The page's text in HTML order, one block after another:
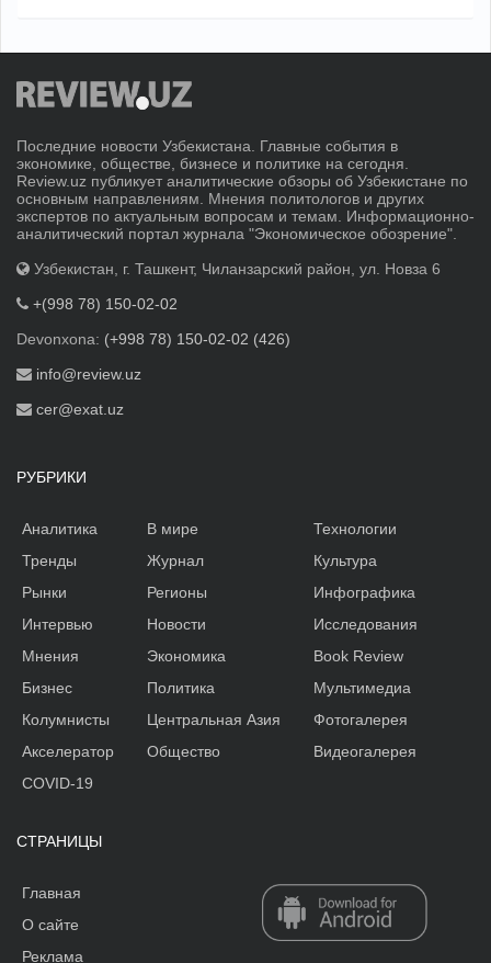
Последние новости Узбекистана. Главные события в
экономике, обществе, бизнесе и политике на сегодня.
Review.uz публикует аналитические обзоры об Узбекистане по
основным направлениям. Мнения политологов и других
экспертов по актуальным вопросам и темам. Информационно-
аналитический портал журнала "Экономическое обозрение".
Узбекистан, г. Ташкент, Чиланзарский район, ул. Новза 6
+(998 78) 150-02-02
Devonxona: (+998 78) 150-02-02 (426)
info@review.uz
cer@exat.uz
РУБРИКИ
Аналитика
Тренды
Рынки
Интервью
Мнения
Бизнес
Колумнисты
Акселератор
В мире
Журнал
Регионы
Новости
Экономика
Политика
Центральная Азия
Общество
Технологии
Культура
Инфографика
Исследования
Book Review
Мультимедиа
Фотогалерея
Видеогалерея
COVID-19
СТРАНИЦЫ
Главная
О сайте
Реклама